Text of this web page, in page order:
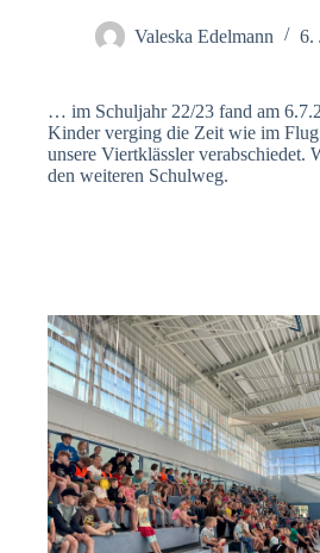
Valeska Edelmann 6.
… im Schuljahr 22/23 fand am
Kinder verging die Zeit wie im
unsere Viertklässler verabschiedet.
den weiteren Schulweg.